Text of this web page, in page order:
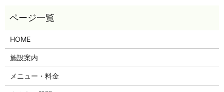
HOME
施設案内
メニュー・料金